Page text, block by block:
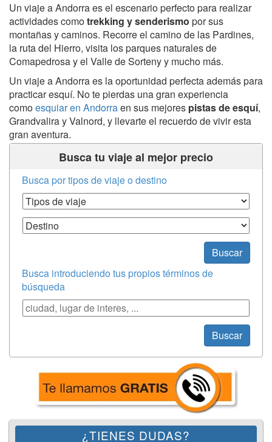
Un viaje a Andorra es el escenario perfecto para realizar
actividades comotrekking y senderismo por sus
montañas y caminos. Recorre el camino de las Pardines,
la ruta del Hierro, visita los parques naturales de
Comapedrosa y el Valle de Sorteny y mucho más.
Un viaje a Andorra es la oportunidad perfecta además para
practicar esquí. No te pierdas una gran experiencia
comoesquiar en Andorraen sus mejores pistas de esquí,
Grandvalira y Valnord, y llevarte el recuerdo de vivir esta
gran aventura.
Busca tu viaje al mejor precio
Busca por tipos de viaje o destino
Tipos de Viaje
Destino
Buscar
Busca introduciendo tus propios términos de
búsqueda
Búsqueda
Buscar
¿TIENES DUDAS?